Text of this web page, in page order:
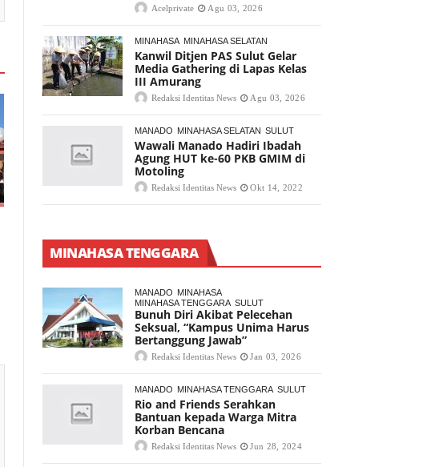
Acelprivate Agu 03, 2026
MINAHASA MINAHASA SELATAN
Kanwil Ditjen PAS Sulut Gelar
Media Gathering di Lapas Kelas
III Amurang
Redaksi Identitas News Agu 03, 2026
MANADO MINAHASA SELATAN SULUT
Wawali Manado Hadiri Ibadah
Agung HUT ke-60 PKB GMIM di
Motoling
Redaksi Identitas News Okt 14, 2022
MINAHASA TENGGARA
MANADO MINAHASA
MINAHASA TENGGARA SULUT
Bunuh Diri Akibat Pelecehan
Seksual, “Kampus Unima Harus
Bertanggung Jawab”
Redaksi Identitas News Jan 03, 2026
MANADO MINAHASA TENGGARA SULUT
Rio and Friends Serahkan
Bantuan kepada Warga Mitra
Korban Bencana
Redaksi Identitas News Jun 28, 2024